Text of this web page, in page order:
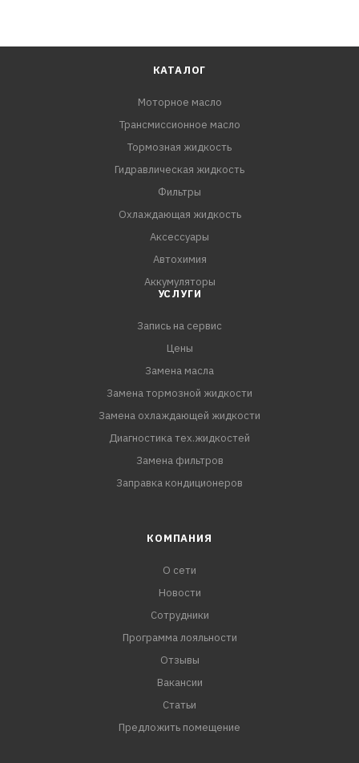
КАТАЛОГ
Моторное масло
Трансмиссионное масло
Тормозная жидкость
Гидравлическая жидкость
Фильтры
Охлаждающая жидкость
Аксессуары
Автохимия
Аккумуляторы
УСЛУГИ
Запись на сервис
Цены
Замена масла
Замена тормозной жидкости
Замена охлаждающей жидкости
Диагностика тех.жидкостей
Замена фильтров
Заправка кондиционеров
КОМПАНИЯ
О сети
Новости
Сотрудники
Программа лояльности
Отзывы
Вакансии
Статьи
Предложить помещение